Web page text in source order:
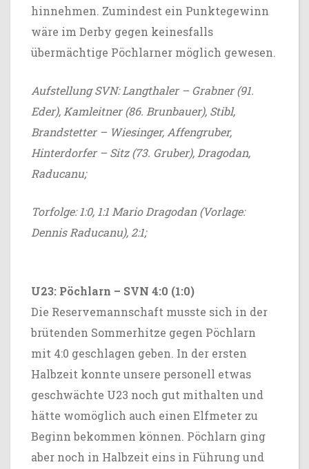
hinnehmen. Zumindest ein Punktegewinn
wäre im Derby gegen keinesfalls
übermächtige Pöchlarner möglich gewesen.
Aufstellung SVN: Langthaler – Grabner (91.
Eder), Kamleitner (86. Brunbauer), Stibl,
Brandstetter – Wiesinger, Affengruber,
Hinterdorfer – Sitz (73. Gruber), Dragodan,
Raducanu;
Torfolge: 1:0, 1:1 Mario Dragodan (Vorlage:
Dennis Raducanu), 2:1;
U23: Pöchlarn – SVN 4:0 (1:0)
Die Reservemannschaft musste sich in der
brütenden Sommerhitze gegen Pöchlarn
mit 4:0 geschlagen geben. In der ersten
Halbzeit konnte unsere personell etwas
geschwächte U23 noch gut mithalten und
hätte womöglich auch einen Elfmeter zu
Beginn bekommen können. Pöchlarn ging
aber noch in Halbzeit eins in Führung und